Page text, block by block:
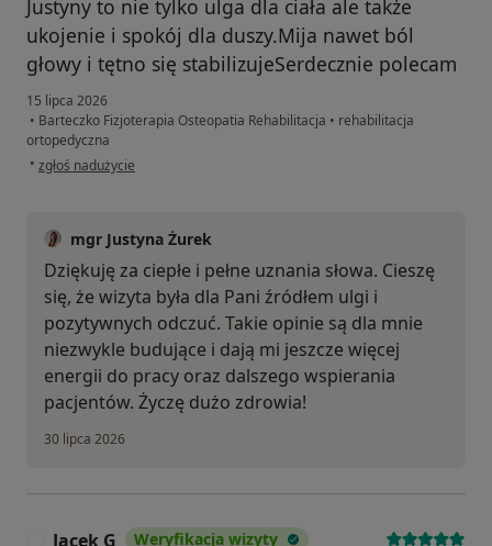
Justyny to nie tylko ulga dla ciała ale także
ukojenie i spokój dla duszy.Mija nawet ból
głowy i tętno się stabilizujeSerdecznie polecam
15 lipca 2026
• Barteczko Fizjoterapia Osteopatia Rehabilitacja • rehabilitacja
ortopedyczna
• w opinii użytkownika Elka
zgłoś nadużycie
mgr Justyna Żurek
Dziękuję za ciepłe i pełne uznania słowa. Cieszę
się, że wizyta była dla Pani źródłem ulgi i
pozytywnych odczuć. Takie opinie są dla mnie
niezwykle budujące i dają mi jeszcze więcej
energii do pracy oraz dalszego wspierania
pacjentów. Życzę dużo zdrowia!
30 lipca 2026
Jacek G Weryfikacja wizyty